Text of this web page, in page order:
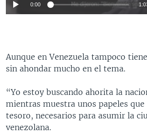
0:00
Aunque en Venezuela tampoco
sin ahondar mucho en el tema.
“Yo estoy buscando ahorita la
mientras muestra unos papeles
tesoro, necesarios para asumir la
venezolana.